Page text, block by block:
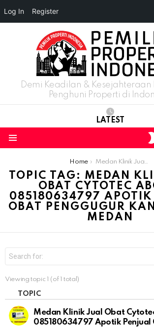
Demi Keadilan & Kesejahteraan
Penghuni Properti di
LATEST
Home Medan Klinik Jual Obat Cytotec Aborsi 085180634797 Apotik Penjual Obat Penggugur Kandungan Medan
TOPIC TAG: MEDAN
OBAT CYTOTEC
085180634797 APOTIK
OBAT PENGGUGUR
MEDAN
a
c
f
Viewing topic 1 (of 1 total)
TOPIC
Medan Klinik Jual Obat
085180634797 Apotik Penjual
Log In Register